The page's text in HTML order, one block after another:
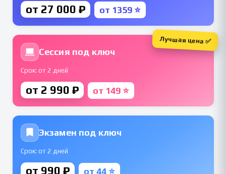
от 27 000 ₽ от 1359 ⭐
Сессия под ключ
Срок: от 2 дней
от 2 990 ₽ от 149 ⭐
Лучшая цена ✅
Экзамен под ключ
Срок: от 2 дней
от 990 ₽ от 44 ⭐